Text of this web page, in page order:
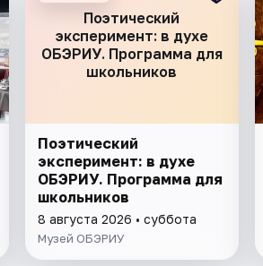
Поэтический
эксперимент: в духе
ОБЭРИУ. Программа для
школьников
Поэтический
эксперимент: в духе
ОБЭРИУ. Программа для
школьников
8 августа 2026 • суббота
Музей ОБЭРИУ